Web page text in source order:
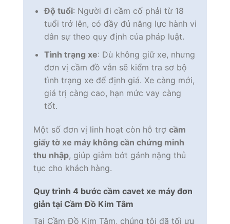
Độ tuổi: Người đi cầm cố phải từ 18
tuổi trở lên, có đầy đủ năng lực hành vi
dân sự theo quy định của pháp luật.
Tình trạng xe: Dù không giữ xe, nhưng
đơn vị cầm đồ vẫn sẽ kiểm tra sơ bộ
tình trạng xe để định giá. Xe càng mới,
giá trị càng cao, hạn mức vay càng
tốt.
Một số đơn vị linh hoạt còn hỗ trợ cầm
giấy tờ xe máy không cần chứng minh
thu nhập, giúp giảm bớt gánh nặng thủ
tục cho khách hàng.
Quy trình 4 bước cầm cavet xe máy đơn
giản tại Cầm Đồ Kim Tâm
Tại Cầm Đồ Kim Tâm, chúng tôi đã tối ưu